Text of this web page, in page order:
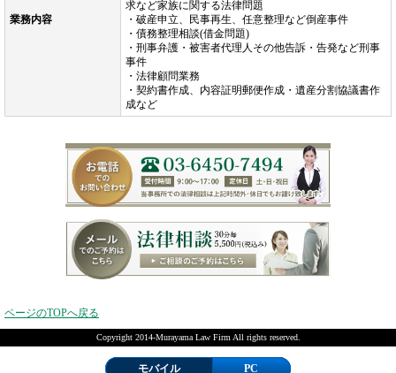
業務内容
求など家族に関する法律問題
・破産申立、民事再生、任意整理など倒産事件
・債務整理相談(借金問題)
・刑事弁護・被害者代理人その他告訴・告発など刑事
事件
・法律顧問業務
・契約書作成、内容証明郵便作成・遺産分割協議書作
成など
ページのTOPへ戻る
Copyright 2014-Murayama Law Firm All rights reserved.
モバイル PC